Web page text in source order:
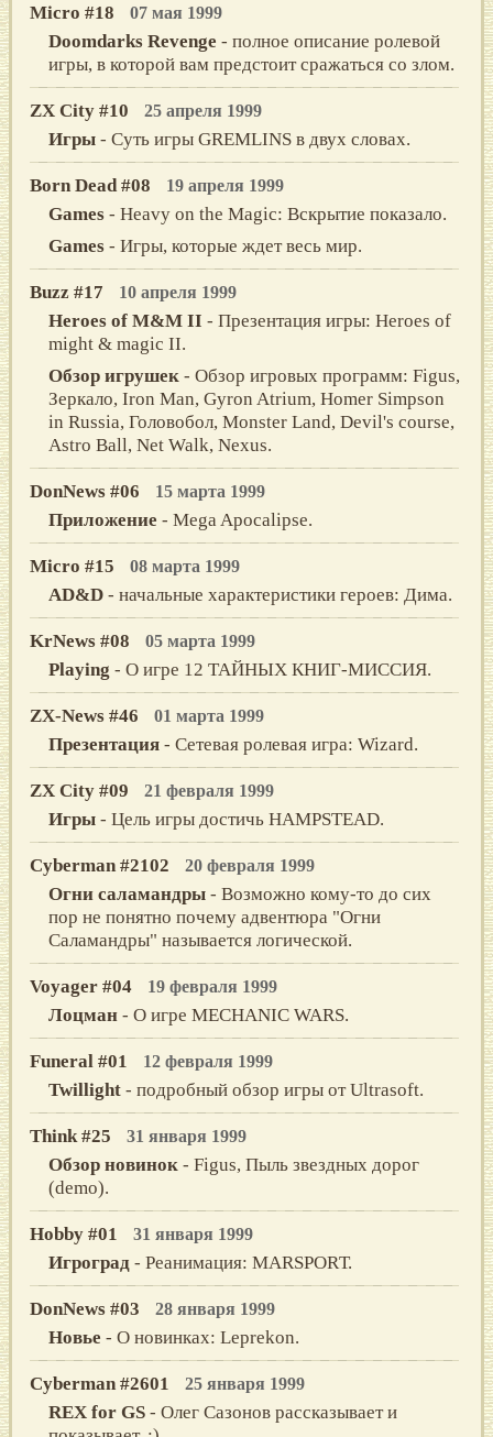
Micro #18 07 мая 1999
Doomdarks Revenge - полное описание ролевой
игры, в которой вам предстоит сражаться со злом.
ZX City #10 25 апреля 1999
Игры - Суть игры GREMLINS в двух словах.
Born Dead #08 19 апреля 1999
Games - Heavy on the Magic: Вскрытие показало.
Games - Игры, которые ждет весь мир.
Buzz #17 10 апреля 1999
Heroes of M&M II - Презентация игры: Heroes of
might & magic II.
Обзор игрушек - Обзор игровых программ: Figus,
Зеркало, Iron Man, Gyron Atrium, Homer Simpson
in Russia, Головобол, Monster Land, Devil's course,
Astro Ball, Net Walk, Nexus.
DonNews #06 15 марта 1999
Приложение - Mega Apocalipse.
Micro #15 08 марта 1999
AD&D - начальные характеристики героев: Дима.
KrNews #08 05 марта 1999
Playing - О игре 12 ТАЙНЫХ КНИГ-МИССИЯ.
ZX-News #46 01 марта 1999
Презентация - Сетевая ролевая игра: Wizard.
ZX City #09 21 февраля 1999
Игры - Цель игры достичь HAMPSTEAD.
Cyberman #2102 20 февраля 1999
Огни саламандры - Возможно кому-то до сих
пор не понятно почему адвентюра "Огни
Саламандры" называется логической.
Voyager #04 19 февраля 1999
Лоцман - О игре MECHANIC WARS.
Funeral #01 12 февраля 1999
Twillight - подробный обзор игры от Ultrasoft.
Think #25 31 января 1999
Обзор новинок - Figus, Пыль звездных дорог
(demo).
Hobby #01 31 января 1999
Игроград - Реанимация: MARSРОRТ.
DonNews #03 28 января 1999
Новье - О новинках: Leprekon.
Cyberman #2601 25 января 1999
REX for GS - Олег Сазонов рассказывает и